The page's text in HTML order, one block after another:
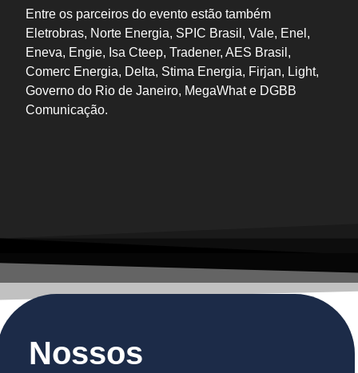
Entre os parceiros do evento estão também
Eletrobras, Norte Energia, SPIC Brasil, Vale, Enel,
Eneva, Engie, Isa Cteep, Tradener, AES Brasil,
Comerc Energia, Delta, Stima Energia, Firjan, Light,
Governo do Rio de Janeiro, MegaWhat e DGBB
Comunicação.
Nossos